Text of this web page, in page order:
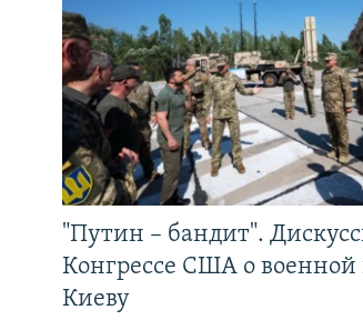
"Путин – бандит".
Конгрессе США о
Киеву